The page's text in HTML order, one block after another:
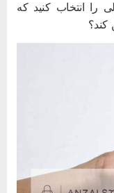
انتخاب کنید که